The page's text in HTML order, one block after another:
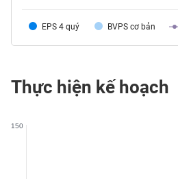
EPS 4 quý BVPS cơ bản
Thực hiện kế hoạch
150
TIÊU
DÙNG
YẾU